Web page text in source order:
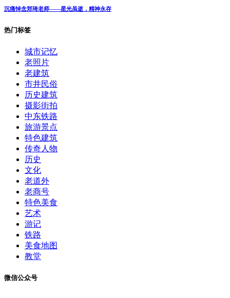
沉痛悼念郑琦老师——星光虽逝，精神永存
热门标签
城市记忆
老照片
老建筑
市井民俗
历史建筑
摄影街拍
中东铁路
旅游景点
特色建筑
传奇人物
历史
文化
老道外
老商号
特色美食
艺术
游记
铁路
美食地图
教堂
微信公众号